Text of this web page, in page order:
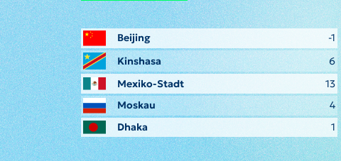
Beijing
-1
Kinshasa
6
Mexiko-Stadt
13
Moskau
4
Dhaka
1